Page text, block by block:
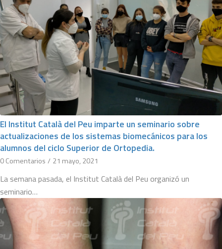
El Institut Català del Peu imparte un seminario sobre
actualizaciones de los sistemas biomecánicos para los
alumnos del ciclo Superior de Ortopedia.
0 Comentarios / 21 mayo, 2021
La semana pasada, el Institut Català del Peu organizó un
seminario…